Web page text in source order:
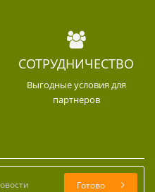
СОТРУДНИЧЕСТВО
Выгодные условия для
партнеров
Готово